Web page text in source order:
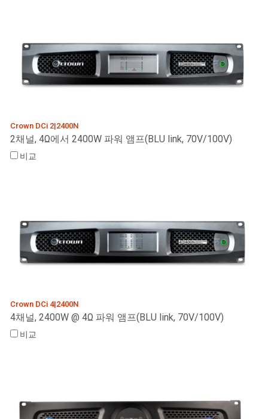
Crown DCi 2|2400N
2채널, 4Ω에서 2400W 파워 앰프(BLU link, 70V/100V)
비교
Crown DCi 4|2400N
4채널, 2400W @ 4Ω 파워 앰프(BLU link, 70V/100V)
비교